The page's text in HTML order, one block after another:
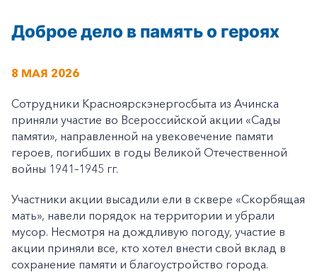
Доброе дело в память о героях
8 МАЯ 2026
Сотрудники Красноярскэнергосбыта из Ачинска
приняли участие во Всероссийской акции «Сады
памяти», направленной на увековечение памяти
героев, погибших в годы Великой Отечественной
войны 1941–1945 гг.
Участники акции высадили ели в сквере «Скорбящая
мать», навели порядок на территории и убрали
мусор. Несмотря на дождливую погоду, участие в
акции приняли все, кто хотел внести свой вклад в
сохранение памяти и благоустройство города.